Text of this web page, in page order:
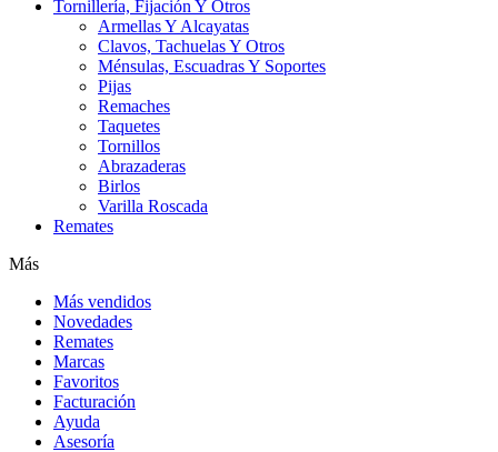
Tornillería, Fijación Y Otros
Armellas Y Alcayatas
Clavos, Tachuelas Y Otros
Ménsulas, Escuadras Y Soportes
Pijas
Remaches
Taquetes
Tornillos
Abrazaderas
Birlos
Varilla Roscada
Remates
Más
Más vendidos
Novedades
Remates
Marcas
Favoritos
Facturación
Ayuda
Asesoría